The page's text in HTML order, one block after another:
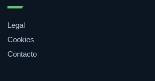
Legal
Cookies
Contacto